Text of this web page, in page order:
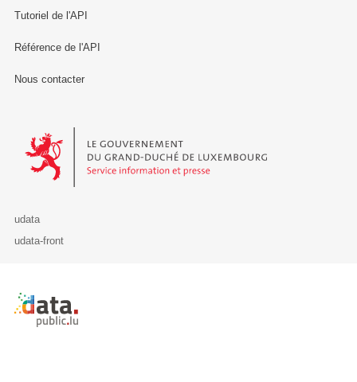
Tutoriel de l'API
Référence de l'API
Nous contacter
Le Gouvernement du Grand-Duché de Luxembourg - Service
udata
udata-front
Retour à l'accueil de data.public.lu